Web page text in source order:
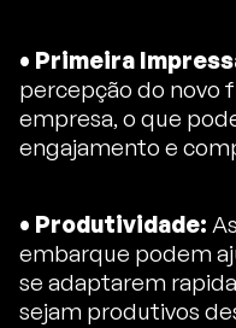
• Primeira
percepção do novo
empresa, o que
engajamento e
• Produtividade:
embarque podem
se adaptarem
sejam produtivos